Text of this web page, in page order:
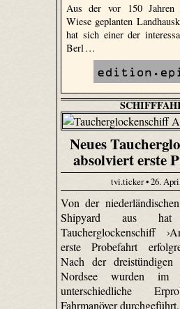
Aus der vor 150 Jahren
Wiese geplanten
hat sich einer der
Berl …
Neues
absolviert erste
tvi.ticker • 26.
Von der
Shipyard aus
Taucherglockenschiff
erste Probefahrt
Nach der dreistündigen
Nordsee wurden im
unterschiedliche
Fahrmanöver durchgeführt.